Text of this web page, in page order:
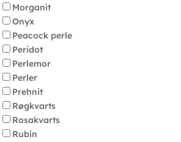
Morganit
Onyx
Peacock perle
Peridot
Perlemor
Perler
Prehnit
Røgkvarts
Rosakvarts
Rubin